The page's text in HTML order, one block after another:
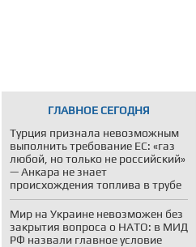
ГЛАВНОЕ СЕГОДНЯ
Турция признала невозможным
выполнить требование ЕС: «газ
любой, но только не российский»
— Анкара не знает
происхождения топлива в трубе
Мир на Украине невозможен без
закрытия вопроса о НАТО: в МИД
РФ назвали главное условие